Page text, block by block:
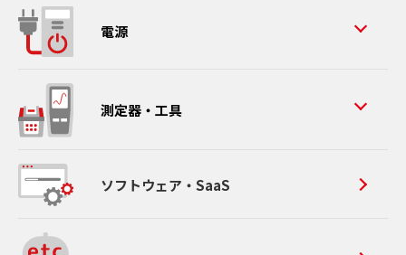
電源
測定器・工具
ソフトウェア・SaaS